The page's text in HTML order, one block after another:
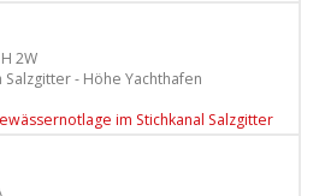
2W
Salzgitter - Höhe Yachthafen
im Stichkanal Salzgitter